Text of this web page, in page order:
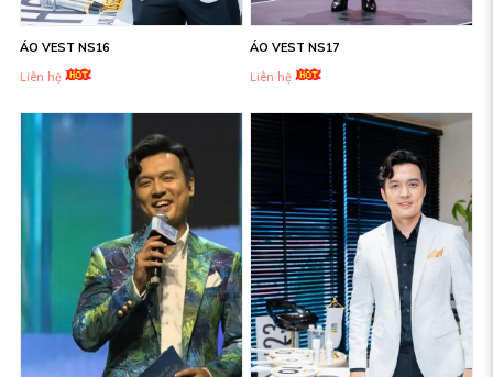
ÁO VEST NS16
Liên hệ
ÁO VEST NS17
Liên hệ